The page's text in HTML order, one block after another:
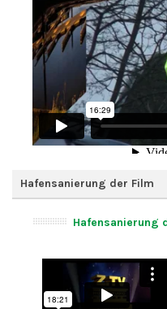
Hafensanierung der Film
Hafensanierung